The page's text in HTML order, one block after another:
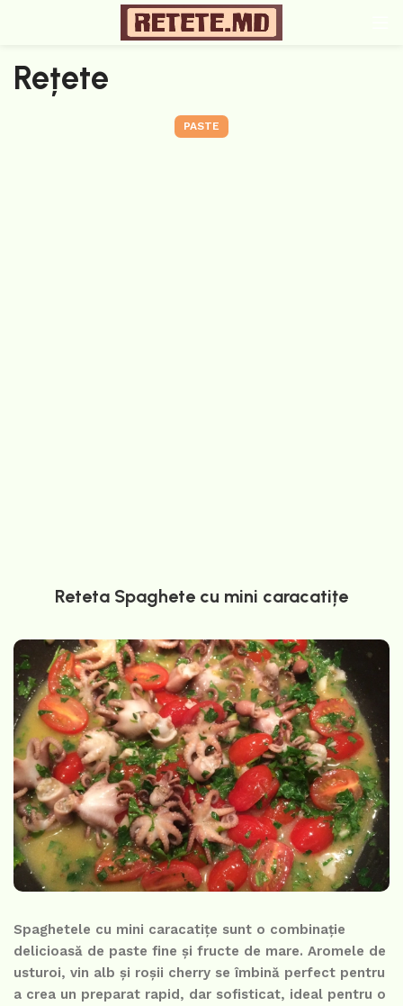
Rețete
PASTE
Reteta Spaghete cu mini caracatițe
Spaghetele cu mini caracatițe sunt o combinație
delicioasă de paste fine și fructe de mare. Aromele de
usturoi, vin alb și roșii cherry se îmbină perfect pentru
a crea un preparat rapid, dar sofisticat, ideal pentru o